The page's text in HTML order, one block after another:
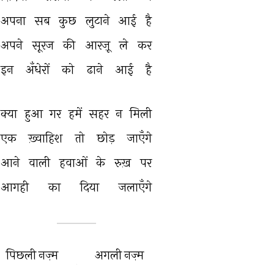
अपना सब कुछ लुटाने आई है
अपने सूरज की आरज़ू ले कर
इन
अँधेरों को ढाने आई है
क्या हुआ गर हमें सहर न मिली
एक
ख़्वाहिश तो छोड़
जाएँगे
आने वाली हवाओं के रुख़ पर
आगही
का दिया जलाएँगे
अगली नज़्म
पिछली नज़्म